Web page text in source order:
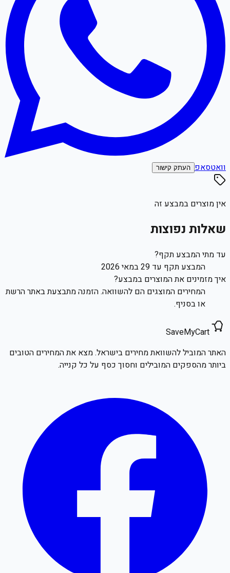
וואטסאפ העתק קישור
אין מוצרים במבצע זה
שאלות נפוצות
עד מתי המבצע תקף?
המבצע תקף עד 29 במאי 2026
איך מזמינים את המוצרים במבצע?
המחירים המוצגים הם להשוואה. הזמנה מתבצעת באתר הרשת
או בסניף.
SaveMyCart
האתר המוביל להשוואת מחירים בישראל. מצא את המחירים הטובים
ביותר מהספקים המובילים וחסוך כסף על כל קנייה.